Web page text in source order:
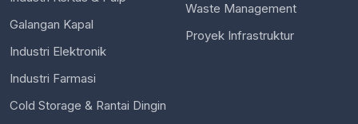
Galangan Kapal
Industri Elektronik
Industri Farmasi
Cold Storage & Rantai Dingin
Waste Management
Proyek Infrastruktur